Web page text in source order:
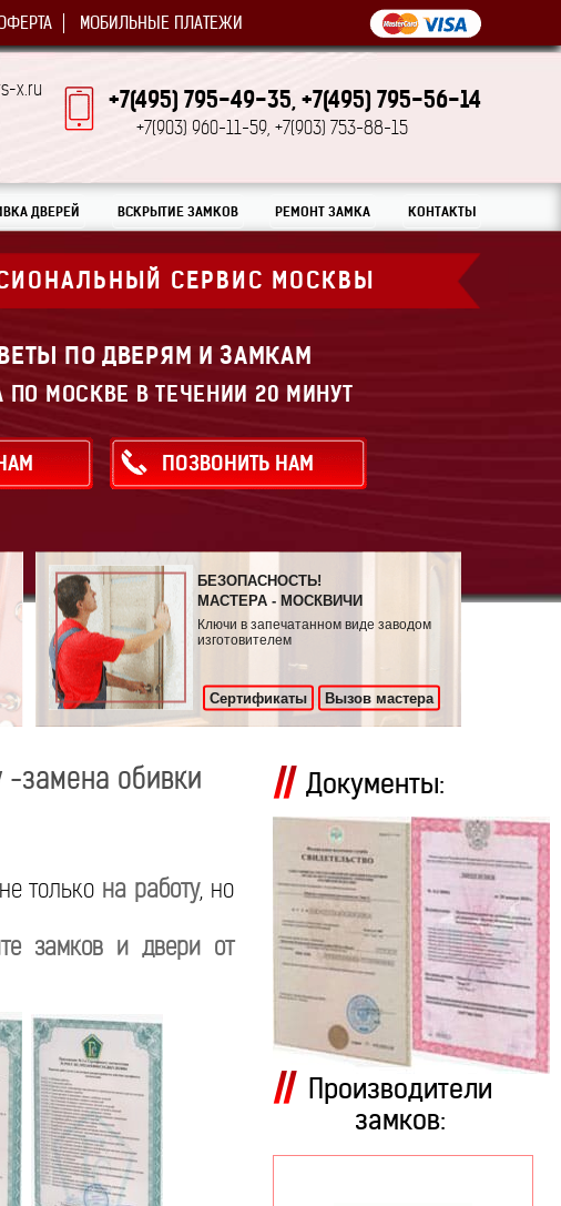
МОБИЛЬНЫЕ ПЛАТЕЖИ
x.ru +7(495) 795-49-35, +7(495) 795-56-14
+7(903) 960-11-59, +7(903) 753-88-15
ДВЕРЕЙ ВСКРЫТИЕ ЗАМКОВ РЕМОНТ ЗАМКА КОНТАКТЫ
СЕРВИС МОСКВЫ
ПО ДВЕРЯМ И ЗАМКАМ
ПО МОСКВЕ В ТЕЧЕНИИ 20 МИНУТ
ПОЗВОНИТЬ НАМ
БЕЗОПАСНОСТЬ!
МАСТЕРА - МОСКВИЧИ
Ключи в запечатанном виде заводом
изготовителем
Сертификаты Вызов мастера
-замена обивки
только на работу, но
замков и двери от
Документы:
Производители
замков: